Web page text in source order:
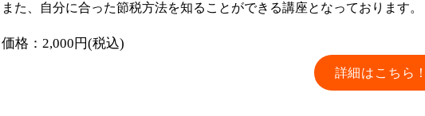
また、自分に合った節税方法を知ることができる講座となっております。
​価格：2,000円(税込)
詳細はこちら！